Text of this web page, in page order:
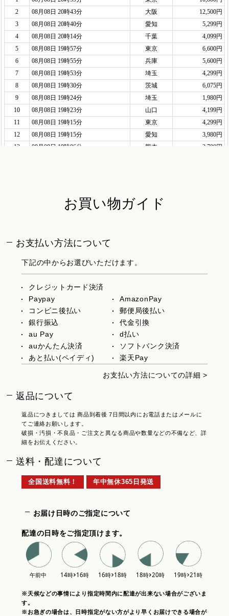
お買い物ガイド
お支払い方法について
下記の中からお選びいただけます。
クレジットカード決済
Paypay
AmazonPay
コンビニ後払い
郵便局後払い
銀行振込
代金引換
au Pay
d払い
auかんたん決済
ソフトバンク決済
あと払い(ペイディ)
楽天Pay
お支払い方法についての詳細 >
返品について
返品につきましては 商品到着後 7日間以内にお電話またはメールに
てご連絡お願いします。
破損・汚損・不良品・ご注文と異なる商品や数量などの不備など、詳
細をお伝えください。
送料・配達について
全国送料無料！ 年中無休365日発送
お届け日時のご指定について
配達の日時をご指定頂けます。
※天候などの事情により指定時間内に配達が出来ない場合がございま
す。
※お急ぎの場合は、日時指定がない方がより早くお届けできる場合が